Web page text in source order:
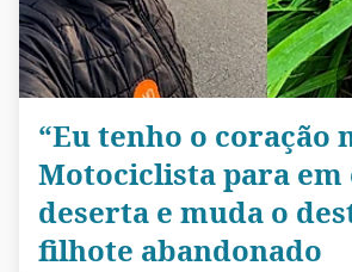
“Eu tenho o coração
Motociclista para em
deserta e muda o
filhote abandonado